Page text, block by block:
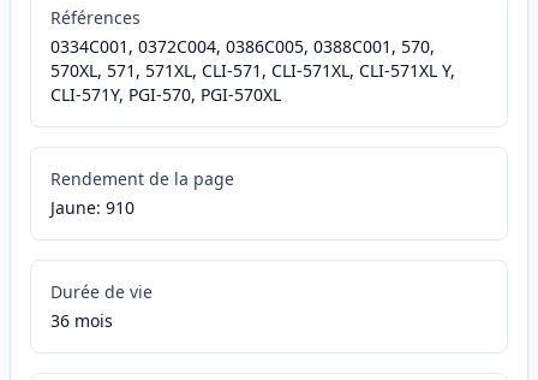
Références
0334C001, 0372C004, 0386C005, 0388C001, 570,
570XL, 571, 571XL, CLI-571, CLI-571XL, CLI-571XL Y,
CLI-571Y, PGI-570, PGI-570XL
Rendement de la page
Jaune: 910
Durée de vie
36 mois